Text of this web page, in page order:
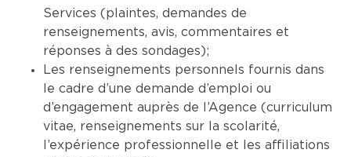
Services (plaintes, demandes de
renseignements, avis, commentaires et
réponses à des sondages);
Les renseignements personnels fournis dans
le cadre d’une demande d’emploi ou
d’engagement auprès de l’Agence (curriculum
vitae, renseignements sur la scolarité,
l’expérience professionnelle et les affiliations